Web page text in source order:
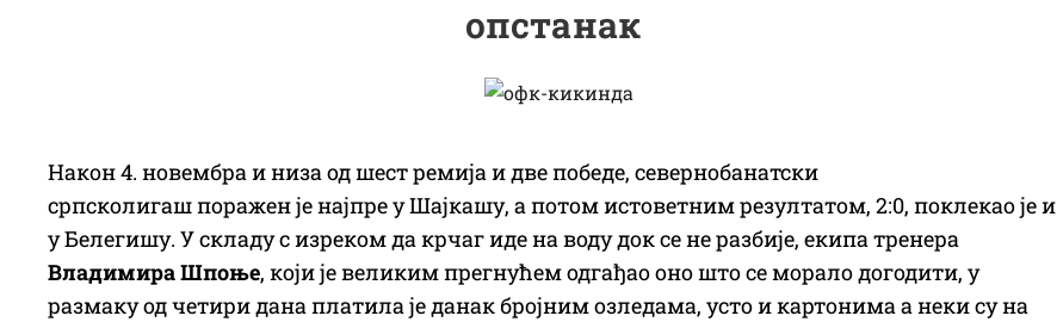
опстанак
Након 4. новембра и низа од шест ремија и две победе, севернобанатски
српсколигаш поражен је најпре у Шајкашу, а потом истоветним резултатом, 2:0, поклекао је и
у Белегишу. У складу с изреком да крчаг иде на воду док се не разбије, екипа тренера
Владимира Шпоње, који је великим прегнућем одгађао оно што се морало догодити, у
размаку од четири дана платила је данак бројним озледама, усто и картонима а неки су на